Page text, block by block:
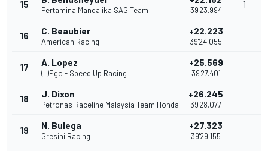
15
Pertamina Mandalika SAG Team 39'23.994
1
16 C. Beaubier
American Racing
+22.223
39'24.055
17 A. Lopez
(+)Ego - Speed Up Racing
+25.569
39'27.401
18 J. Dixon
Petronas Raceline Malaysia Team Honda
+26.245
39'28.077
19 N. Bulega
Gresini Racing
+27.323
39'29.155